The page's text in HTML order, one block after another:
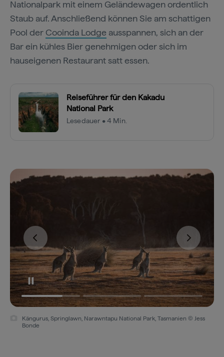
Nationalpark mit einem Geländewagen ordentlich
Staub auf. Anschließend können Sie am schattigen
Pool der Cooinda Lodge ausspannen, sich an der
Bar ein kühles Bier genehmigen oder sich im
hauseigenen Restaurant satt essen.
Reiseführer für den Kakadu
National Park
Lesedauer • 4 Min.
Kängurus, Springlawn, Narawntapu National Park, Tasmanien © Jess
Bonde